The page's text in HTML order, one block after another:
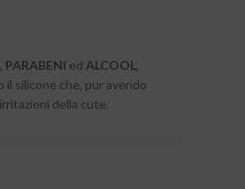
, PARABENI ed ALCOOL ,
il silicone che, pur avendo
della cute.